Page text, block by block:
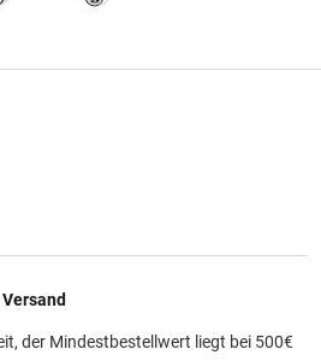
der Mindestbestellwert liegt bei 500€